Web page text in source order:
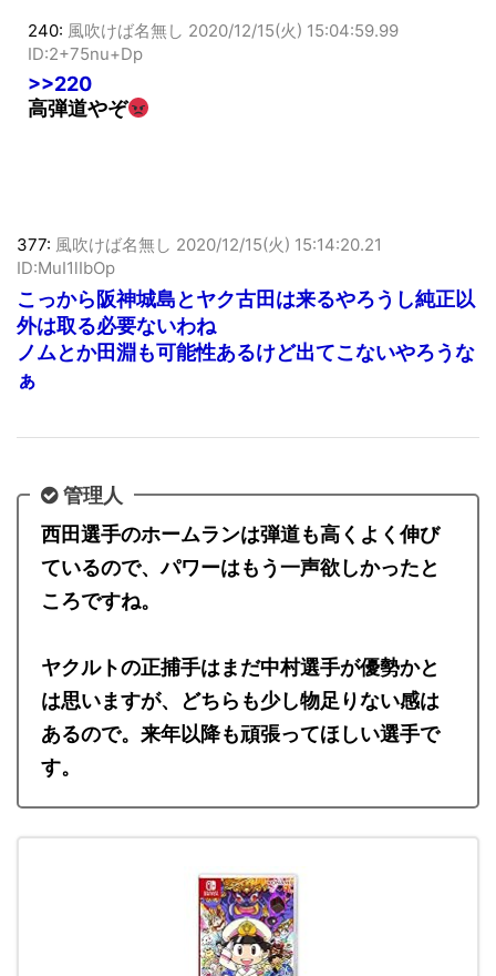
240: 風吹けば名無し
ID:2+75nu+Dp
>>220
高弾道やぞ
377:風吹けば名無し
ID:MuI1lIbOp
こっから阪神城島とヤク古田は来るやろうし純正以
外は取る必要ないわね
ノムとか田淵も可能性あるけど出てこないやろうな
ぁ
管理人
西田選手のホームランは弾道も高くよく伸び
ているので、パワーはもう一声欲しかったと
ころですね。
ヤクルトの正捕手はまだ中村選手が優勢かと
は思いますが、どちらも少し物足りない感は
あるので。来年以降も頑張ってほしい選手で
す。